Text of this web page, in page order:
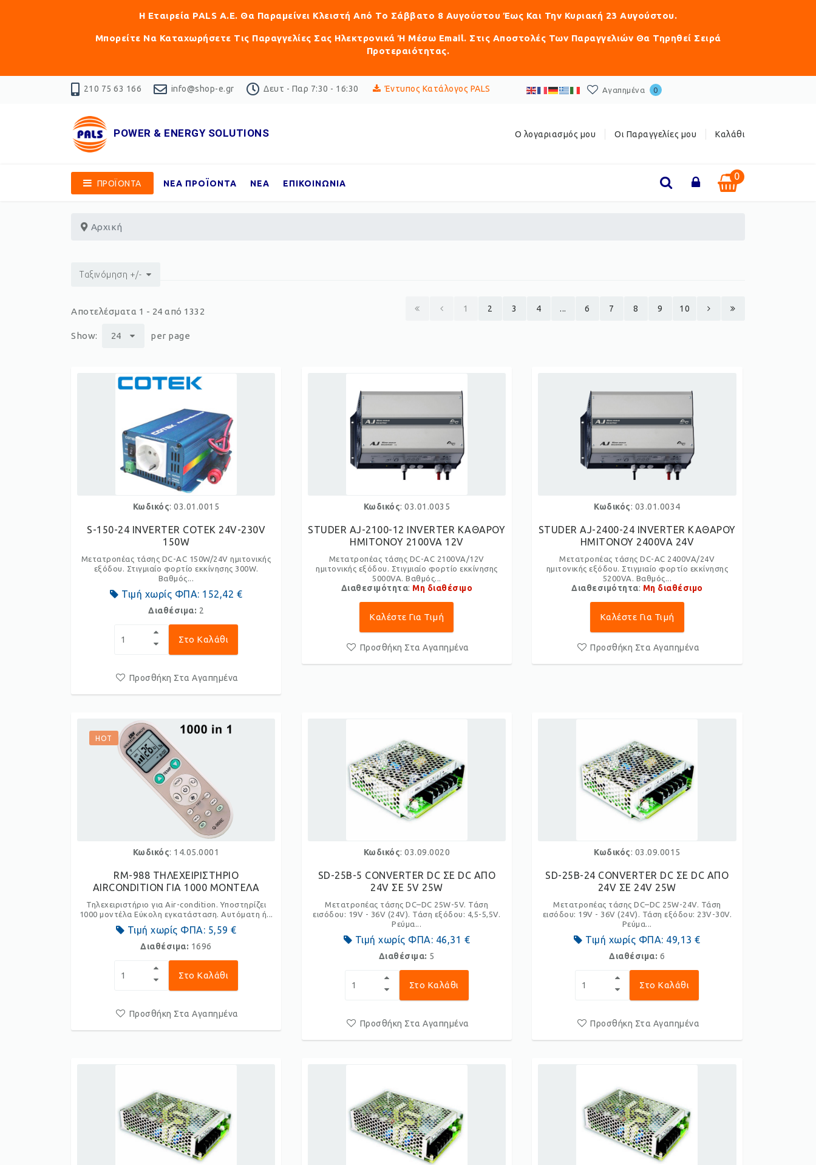
Η Εταιρεία PALS Α.Ε. Θα Παραμείνει Κλειστή Από Το Σάββατο 8 Αυγούστου Έως Και Την Κυριακή 23 Αυγούστου.
Μπορείτε Να Καταχωρήσετε Τις Παραγγελίες Σας Ηλεκτρονικά Ή Μέσω Email. Στις Αποστολές Των Παραγγελιών Θα Τηρηθεί Σειρά
Προτεραιότητας.
210 75 63 166 info@shop-e.gr Δευτ - Παρ 7:30 - 16:30 Έντυπος Κατάλογος PALS Αγαπημένα 0
POWER & ENERGY SOLUTIONS Ο λογαριασμός μου Οι Παραγγελίες μου Καλάθι
ΠΡΟΪΟΝΤΑ ΝΕΑ ΠΡΟΪΟΝΤΑ ΝΕΑ ΕΠΙΚΟΙΝΩΝΙΑ
0
Αρχική
Ταξινόμηση +/-
Αποτελέσματα 1 - 24 από 1332
Show: 24 per page
1 2 3 4 ... 6 7 8 9 10
Κωδικός: 03.01.0015
S-150-24 INVERTER COTEK 24V-230V
150W
Μετατροπέας τάσης DC-AC 150W/24V ημιτονικής
εξόδου. Στιγμιαίο φορτίο εκκίνησης 300W.
Βαθμός...
Τιμή χωρίς ΦΠΑ: 152,42 €
Διαθέσιμα: 2
Στο Καλάθι
Προσθήκη Στα Αγαπημένα
Κωδικός: 03.01.0035
STUDER AJ-2100-12 INVERTER ΚΑΘΑΡΟΥ
ΗΜΙΤΟΝΟΥ 2100VA 12V
Μετατροπέας τάσης DC-AC 2100VA/12V
ημιτονικής εξόδου. Στιγμιαίο φορτίο εκκίνησης
5000VA. Βαθμός...
Διαθεσιμότητα: Μη διαθέσιμο
Καλέστε Για Τιμή
Προσθήκη Στα Αγαπημένα
Κωδικός: 03.01.0034
STUDER AJ-2400-24 INVERTER ΚΑΘΑΡΟΥ
ΗΜΙΤΟΝΟΥ 2400VA 24V
Μετατροπέας τάσης DC-AC 2400VA/24V
ημιτονικής εξόδου. Στιγμιαίο φορτίο εκκίνησης
5200VA. Βαθμός...
Διαθεσιμότητα: Μη διαθέσιμο
Καλέστε Για Τιμή
Προσθήκη Στα Αγαπημένα
HOT
Κωδικός: 14.05.0001
RM-988 ΤΗΛΕΧΕΙΡΙΣΤΗΡΙΟ
AIRCONDITION ΓΙΑ 1000 ΜΟΝΤΕΛΑ
Τηλεχειριστήριο για Air-condition. Υποστηρίζει
1000 μοντέλα Εύκολη εγκατάσταση. Αυτόματη ή...
Τιμή χωρίς ΦΠΑ: 5,59 €
Διαθέσιμα: 1696
Στο Καλάθι
Προσθήκη Στα Αγαπημένα
Κωδικός: 03.09.0020
SD-25B-5 CONVERTER DC ΣΕ DC ΑΠΟ
24V ΣΕ 5V 25W
Μετατροπέας τάσης DC–DC 25W-5V. Τάση
εισόδου: 19V - 36V (24V). Τάση εξόδου: 4,5-5,5V.
Ρεύμα...
Τιμή χωρίς ΦΠΑ: 46,31 €
Διαθέσιμα: 5
Στο Καλάθι
Προσθήκη Στα Αγαπημένα
Κωδικός: 03.09.0015
SD-25B-24 CONVERTER DC ΣΕ DC ΑΠΟ
24V ΣΕ 24V 25W
Μετατροπέας τάσης DC–DC 25W-24V. Τάση
εισόδου: 19V - 36V (24V). Τάση εξόδου: 23V-30V.
Ρεύμα...
Τιμή χωρίς ΦΠΑ: 49,13 €
Διαθέσιμα: 6
Στο Καλάθι
Προσθήκη Στα Αγαπημένα